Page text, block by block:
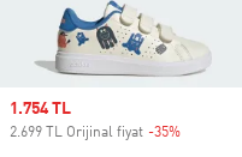
Sale price
1.754 TL
2.699 TL Orijinal fiyat -35%